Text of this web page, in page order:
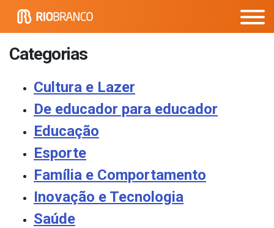
Categorias
Cultura e Lazer
De educador para educador
Educação
Esporte
Família e Comportamento
Inovação e Tecnologia
Saúde